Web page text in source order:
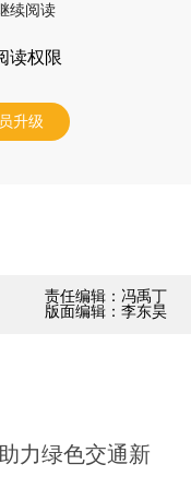
续阅读
读权限
升级
责任编辑：冯禹丁
版面编辑：李东昊
力绿色交通新